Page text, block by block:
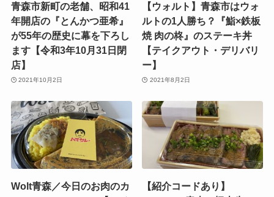
青森市新町の老舗、昭和41
年開店の『とんかつ亜希』
が55年の歴史に幕を下ろし
ます【令和3年10月31日閉
店】
2021年10月2日
【ウォルト】青森市はウォ
ルトの1人勝ち？『鮨×鉄板
焼 肉の柊』のステーキ丼
【テイクアウト・デリバリ
ー】
2021年8月2日
Wolt青森／今日のお肉のカ
【紹介コードあり】